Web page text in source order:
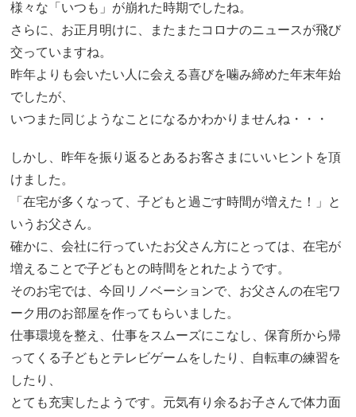
様々な「いつも」が崩れた時期でしたね。
さらに、お正月明けに、またまたコロナのニュースが飛び
交っていますね。
昨年よりも会いたい人に会える喜びを噛み締めた年末年始
でしたが、
いつまた同じようなことになるかわかりませんね・・・
しかし、昨年を振り返るとあるお客さまにいいヒントを頂
けました。
「在宅が多くなって、子どもと過ごす時間が増えた！」と
いうお父さん。
確かに、会社に行っていたお父さん方にとっては、在宅が
増えることで子どもとの時間をとれたようです。
そのお宅では、今回リノベーションで、お父さんの在宅ワ
ーク用のお部屋を作ってもらいました。
仕事環境を整え、仕事をスムーズにこなし、保育所から帰
ってくる子どもとテレビゲームをしたり、自転車の練習を
したり、
とても充実したようです。元気有り余るお子さんで体力面